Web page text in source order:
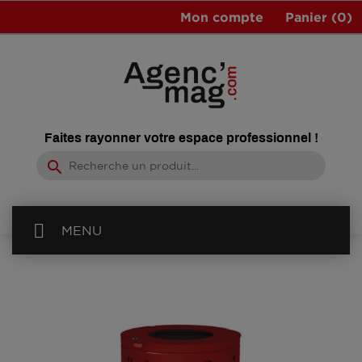
Panier (0)
Mon compte
Faites rayonner votre espace professionnel !
search
MENU